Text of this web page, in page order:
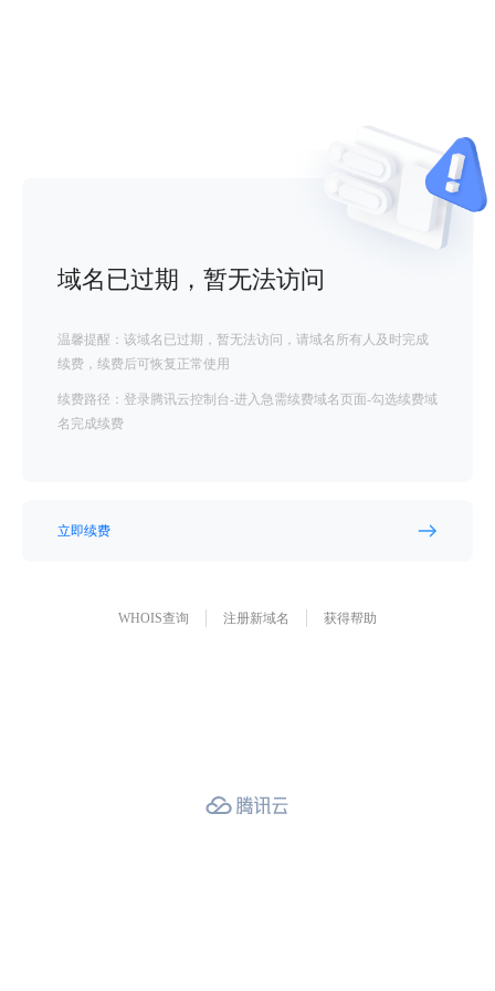
域名已过期，暂无法访问
温馨提醒：该域名已过期，暂无法访问，请域名所有人及时完成
续费，续费后可恢复正常使用
续费路径：登录腾讯云控制台-进入急需续费域名页面-勾选续费域
名完成续费
立即续费
WHOIS查询 注册新域名 获得帮助